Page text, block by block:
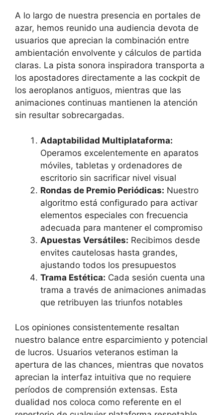
A lo largo de nuestra presencia en portales de
azar, hemos reunido una audiencia devota de
usuarios que aprecian la combinación entre
ambientación envolvente y cálculos de partida
claras. La pista sonora inspiradora transporta a
los apostadores directamente a las cockpit de
los aeroplanos antiguos, mientras que las
animaciones continuas mantienen la atención
sin resultar sobrecargadas.
Adaptabilidad Multiplataforma:
Operamos excelentemente en aparatos
móviles, tabletas y ordenadores de
escritorio sin sacrificar nivel visual
Rondas de Premio Periódicas: Nuestro
algoritmo está configurado para activar
elementos especiales con frecuencia
adecuada para mantener el compromiso
Apuestas Versátiles: Recibimos desde
envites cautelosas hasta grandes,
ajustando todos los presupuestos
Trama Estética: Cada sesión cuenta una
trama a través de animaciones animadas
que retribuyen las triunfos notables
Los opiniones consistentemente resaltan
nuestro balance entre esparcimiento y potencial
de lucros. Usuarios veteranos estiman la
apertura de las chances, mientras que novatos
aprecian la interfaz intuitiva que no requiere
períodos de comprensión extensas. Esta
dualidad nos coloca como referente en el